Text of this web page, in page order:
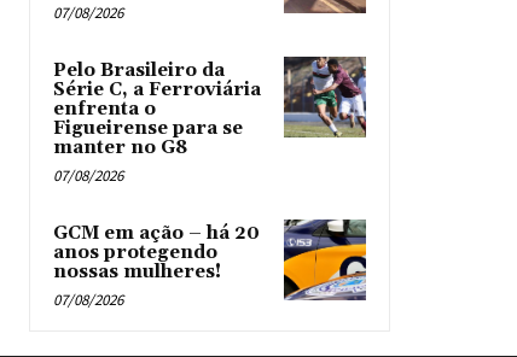
07/08/2026
Pelo Brasileiro da
Série C, a Ferroviária
enfrenta o
Figueirense para se
manter no G8
07/08/2026
GCM em ação – há 20
anos protegendo
nossas mulheres!
07/08/2026